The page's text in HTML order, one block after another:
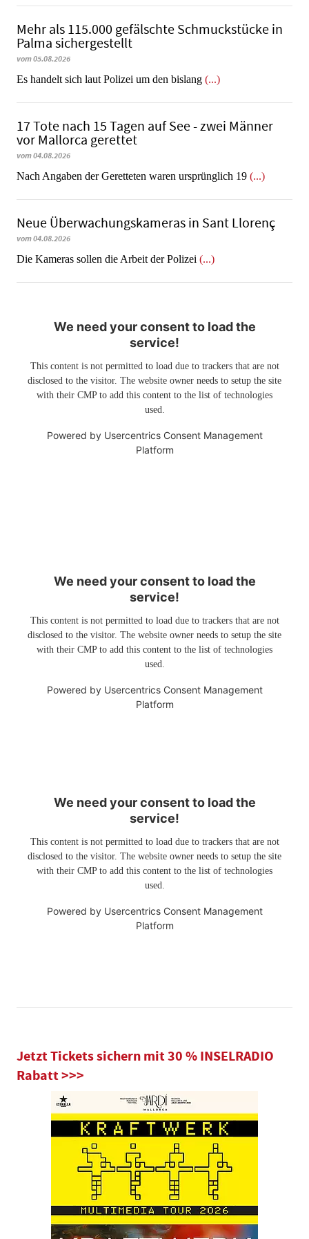
Mehr als 115.000 gefälschte Schmuckstücke in
Palma sichergestellt
vom 05.08.2026
Es handelt sich laut Polizei um den bislang (...)
17 Tote nach 15 Tagen auf See - zwei Männer
vor Mallorca gerettet
vom 04.08.2026
Nach Angaben der Geretteten waren ursprünglich 19 (...)
Neue Überwachungskameras in Sant Llorenç
vom 04.08.2026
​​​​​​​Die Kameras sollen die Arbeit der Polizei (...)
We need your consent to load the
service!
This content is not permitted to load due to trackers that are not
disclosed to the visitor. The website owner needs to setup the site
with their CMP to add this content to the list of technologies
used.
Powered by Usercentrics Consent Management
Platform
We need your consent to load the
service!
This content is not permitted to load due to trackers that are not
disclosed to the visitor. The website owner needs to setup the site
with their CMP to add this content to the list of technologies
used.
Powered by Usercentrics Consent Management
Platform
We need your consent to load the
service!
This content is not permitted to load due to trackers that are not
disclosed to the visitor. The website owner needs to setup the site
with their CMP to add this content to the list of technologies
used.
Powered by Usercentrics Consent Management
Platform
Jetzt Tickets sichern mit 30 % INSELRADIO
Rabatt >>>